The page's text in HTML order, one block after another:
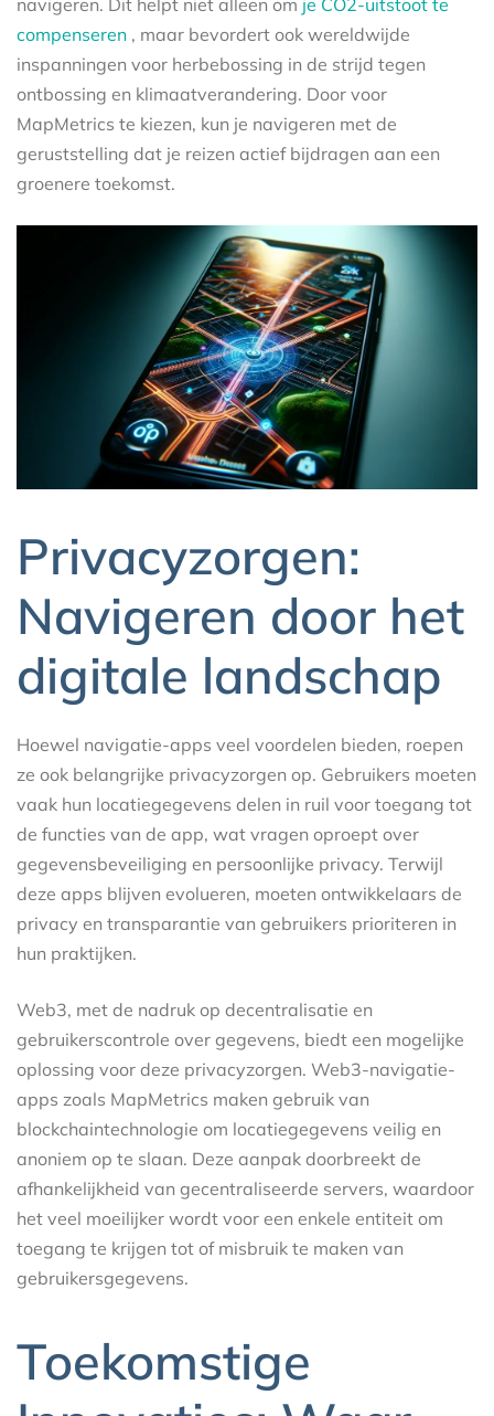
compenseren , maar bevordert ook wereldwijde
inspanningen voor herbebossing in de strijd tegen
ontbossing en klimaatverandering. Door voor
MapMetrics te kiezen, kun je navigeren met de
geruststelling dat je reizen actief bijdragen aan een
groenere toekomst.
Privacyzorgen:
Navigeren door het
digitale landschap
Hoewel navigatie-apps veel voordelen bieden, roepen
ze ook belangrijke privacyzorgen op. Gebruikers moeten
vaak hun locatiegegevens delen in ruil voor toegang tot
de functies van de app, wat vragen oproept over
gegevensbeveiliging en persoonlijke privacy. Terwijl
deze apps blijven evolueren, moeten ontwikkelaars de
privacy en transparantie van gebruikers prioriteren in
hun praktijken.
Web3, met de nadruk op decentralisatie en
gebruikerscontrole over gegevens, biedt een mogelijke
oplossing voor deze privacyzorgen. Web3-navigatie-
apps zoals MapMetrics maken gebruik van
blockchaintechnologie om locatiegegevens veilig en
anoniem op te slaan. Deze aanpak doorbreekt de
afhankelijkheid van gecentraliseerde servers, waardoor
het veel moeilijker wordt voor een enkele entiteit om
toegang te krijgen tot of misbruik te maken van
gebruikersgegevens.
Toekomstige